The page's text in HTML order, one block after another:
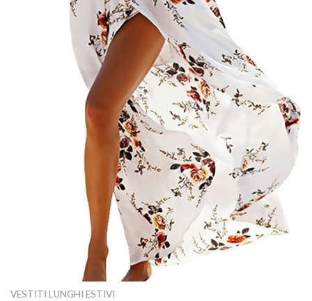
VESTITI LUNGHI ESTIVI